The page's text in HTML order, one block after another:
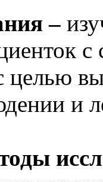
–
с
целью
и